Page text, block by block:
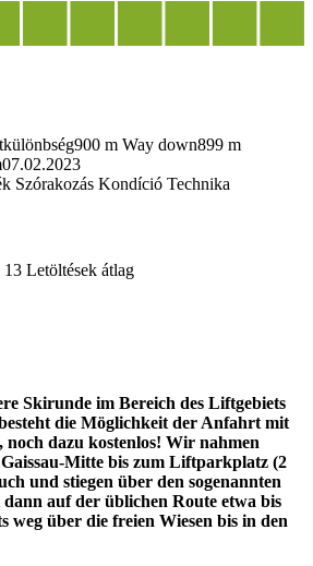
900 m Way down899 m
07.02.2023
Szórakozás Kondíció Technika
13 Letöltések átlag
Skirunde im Bereich des Liftgebiets
die Möglichkeit der Anfahrt mit
dazu kostenlos! Wir nahmen
Mitte bis zum Liftparkplatz (2
und stiegen über den sogenannten
auf der üblichen Route etwa bis
weg über die freien Wiesen bis in den